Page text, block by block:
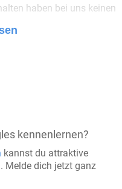
haben bei uns keinen
Seriosität und eine
Bei Bildkontakte wird
unserem Team
wird, um
kennenlernen?
kannst du attraktive
Melde dich jetzt ganz